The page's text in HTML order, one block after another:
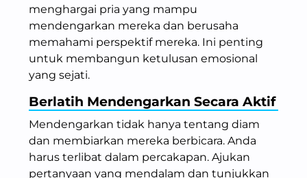
menghargai pria yang mampu
mendengarkan mereka dan berusaha
memahami perspektif mereka. Ini penting
untuk membangun ketulusan emosional
yang sejati.
Berlatih Mendengarkan Secara Aktif
Mendengarkan tidak hanya tentang diam
dan membiarkan mereka berbicara. Anda
harus terlibat dalam percakapan. Ajukan
pertanyaan yang mendalam dan tunjukkan